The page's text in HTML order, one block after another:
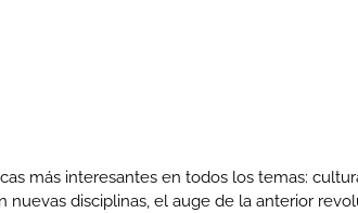
más interesantes en todos los temas:
disciplinas, el auge de la anterior